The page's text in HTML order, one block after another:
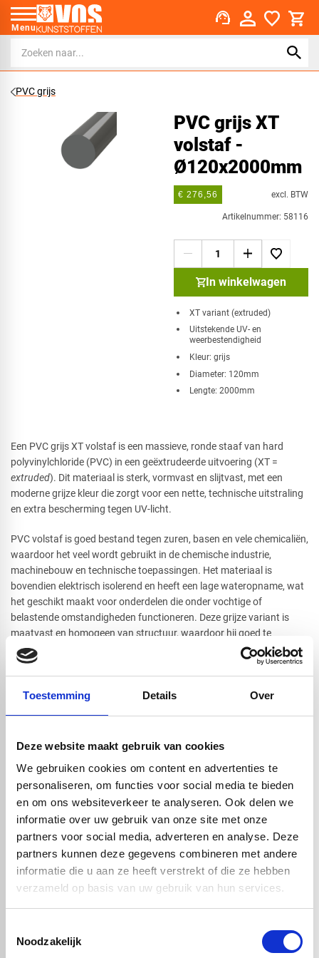
Toestemming Details Over
Deze website maakt gebruik van cookies
We gebruiken cookies om content en advertenties te
personaliseren, om functies voor social media te bieden
en om ons websiteverkeer te analyseren. Ook delen we
informatie over uw gebruik van onze site met onze
partners voor social media, adverteren en analyse. Deze
partners kunnen deze gegevens combineren met andere
informatie die u aan ze heeft verstrekt of die ze hebben
verzameld op basis van uw gebruik van hun services.
Noodzakelijk
Menu support_agent
PVC grijs
PVC grijs XT
volstaf -
Ø120x2000mm
€ 276,56 excl. BTW
Artikelnummer: 58116
In winkelwagen
XT variant (extruded)
Uitstekende UV- en
weerbestendigheid
Kleur: grijs
Diameter: 120mm
Lengte: 2000mm
Een PVC grijs XT volstaf is een massieve, ronde staaf van hard
polyvinylchloride (PVC) in een geëxtrudeerde uitvoering (XT =
extruded). Dit materiaal is sterk, vormvast en slijtvast, met een
moderne grijze kleur die zorgt voor een nette, technische uitstraling
en extra bescherming tegen UV-licht.
PVC volstaf is goed bestand tegen zuren, basen en vele chemicaliën,
waardoor het veel wordt gebruikt in de chemische industrie,
machinebouw en technische toepassingen. Het materiaal is
bovendien elektrisch isolerend en heeft een lage wateropname, wat
het geschikt maakt voor onderdelen die onder vochtige of
belastende omstandigheden functioneren. Deze grijze variant is
maatvast en homogeen van structuur, waardoor hij goed te
draaien, frezen, boren of zagen is.
Handig om er bij te kopen
PVC grijs XT volstaf -
Ø10x2000mm
€ 2,68
PVC grijs XT volstaf -
Ø15x2000mm
€ 6,04